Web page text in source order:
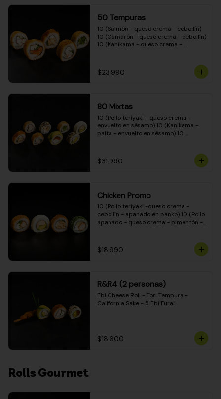
50 Tempuras
10 (Salmón - queso crema - cebollín)
10 (Camarón - queso crema - cebollín)
10 (Kanikama - queso crema -
crema - cebollín)
$23.990
80 Mixtas
10 (Pollo teriyaki - queso crema -
envuelto en sésamo) 10 (Kanikama -
palta - envuelto en sésamo) 10
envuelto en queso crema) 10
(Camarón - queso crema - cebollín -
teriyaki - queso crema - cebollín -
envuelto en masa tempura) 10
(Pimentón - queso crema - cebollín -
envuelto en masa tempura)
$31.990
Chicken Promo
10 (Pollo teriyaki -queso crema -
cebollín - apanado en panko) 10 (Pollo
apanado - queso crema - pimentón -
ciboulette) 10 (Pollo teriyaki - palta -
envuelto en queso crema)
$18.990
R&R4 (2 personas)
Ebi Cheese Roll - Tori Tempura -
California Sake - 5 Ebi Furai
$18.600
Rolls Gourmet